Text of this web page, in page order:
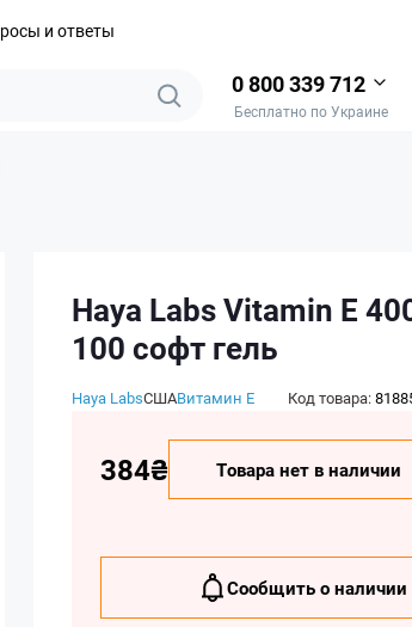
и ответы
0 800 339 712
Бесплатно по Украине
Haya Labs Vitamin E
100 софт гель
Haya LabsСШАВитамин E Код товара:
384₴ Товара нет в наличии
Сообщить о наличии